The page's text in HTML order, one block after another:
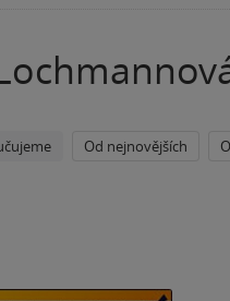
Od nejnovějších